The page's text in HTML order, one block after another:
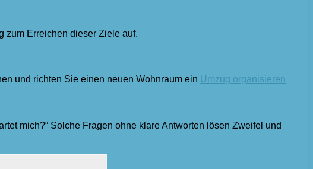
zum Erreichen dieser Ziele auf.
und richten Sie einen neuen Wohnraum ein Umzug organisieren
mich?“ Solche Fragen ohne klare Antworten lösen Zweifel und